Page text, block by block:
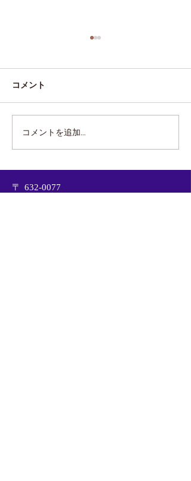
マネ日記31
コメント
コメントを追加…
〒632-0077